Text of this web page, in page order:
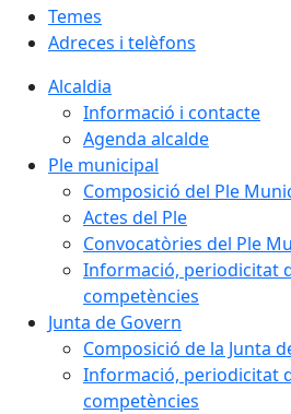
Temes
Adreces i telèfons
Alcaldia
Informació i contacte
Agenda alcalde
Ple municipal
Composició del Ple
Actes del Ple
Convocatòries del Ple
Informació, periodicitat
competències
Junta de Govern
Composició de la Junta
Informació, periodicitat
competències